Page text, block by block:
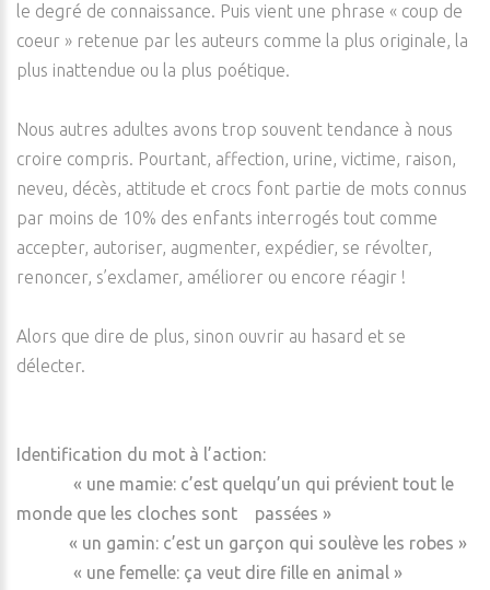
le degré de connaissance. Puis vient une phrase « coup de
coeur » retenue par les auteurs comme la plus originale, la
plus inattendue ou la plus poétique.
Nous autres adultes avons trop souvent tendance à nous
croire compris. Pourtant, affection, urine, victime, raison,
neveu, décès, attitude et crocs font partie de mots connus
par moins de 10% des enfants interrogés tout comme
accepter, autoriser, augmenter, expédier, se révolter,
renoncer, s’exclamer, améliorer ou encore réagir !
Alors que dire de plus, sinon ouvrir au hasard et se
délecter.
Identification du mot à l’action:
« une mamie: c’est quelqu’un qui prévient tout le
monde que les cloches sont passées »
« un gamin: c’est un garçon qui soulève les robes »
« une femelle: ça veut dire fille en animal »